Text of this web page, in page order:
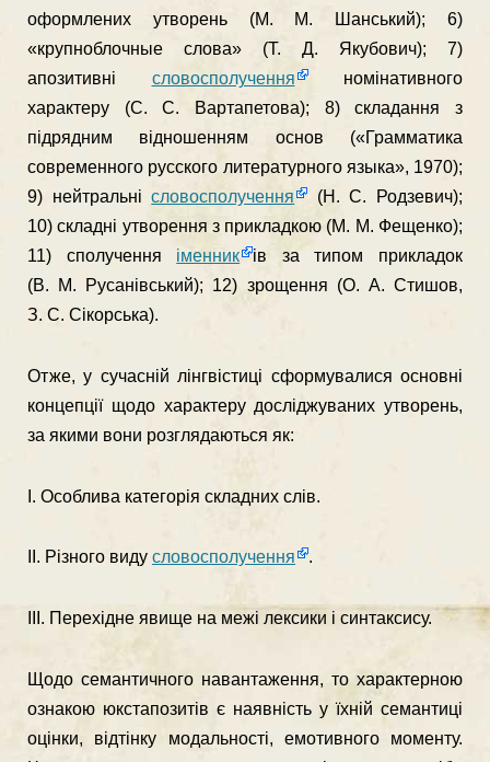
оформлених утворень (М. М. Шанський); 6)
«крупноблочные слова» (Т. Д. Якубович); 7)
апозитивні словосполучення
номінативного
характеру (С. С. Вартапетова); 8) складання з
підрядним відношенням основ («Грамматика
современного русского литературного языка», 1970);
9) нейтральнісловосполучення
(Н. С. Родзевич);
10) складні утворення з прикладкою (М. М. Фещенко);
11) сполучення іменник
ів за типом прикладок
(В. М. Русанівський); 12) зрощення (О. А. Стишов,
З. С. Сікорська).
Отже, у сучасній лінгвістиці сформувалися основні
концепції щодо характеру досліджуваних утворень,
за якими вони розглядаються як:
І. Особлива категорія складних слів.
ІІ. Різного виду словосполучення .
ІІІ. Перехідне явище на межі лексики і синтаксису.
Щодо семантичного навантаження, то характерною
ознакою юкстапозитів є наявність у їхній семантиці
оцінки, відтінку модальності, емотивного моменту.